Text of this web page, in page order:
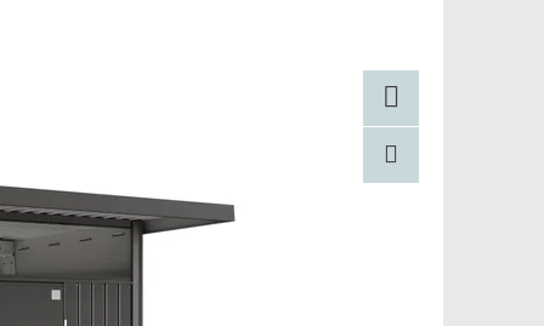
Facebook